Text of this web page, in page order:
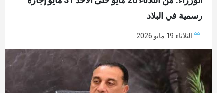
رسمية في البلاد
الثلاثاء 19 مايو 2026